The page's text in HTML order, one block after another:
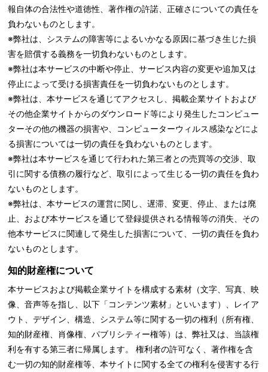
報自体の合法性や道徳性、著作権の許諾、正確さについての責任を
負わないものとします。
※弊社は、システムの障害等によるいかなる原因に基づき生じた損
害を賠償する義務を一切負わないものとします。
※弊社は本サービスの中断や停止、サービス内容の変更や追加又は
停止によって受ける損害責任を一切負わないものとします。
※弊社は、本サービスを通じてアクセスし、掲載企業サイトおよび
その他企業サイトからのダウンロード等により発生したコンピュー
ターその他の機器の損害や、コンピューターウィルス感染などによ
る損害については一切の責任を負わないものとします。
※弊社は本サービスを通じて行われた第三者との売買等の交渉、取
引に関する債務の履行など、取引によって生じる一切の責任を負わ
ないものとします。
※弊社は、本サービスの運営に関し、遅滞、変更、停止、または廃
止、および本サービスを通じて登録提供される情報等の消失、その
他本サービスに関連して発生した損害について、一切の責任を負わ
ないものとします。
知的財産権について
本サービスおよび掲載企業サイトを構成する素材（文字、写真、映
像、音声等を指し、以下「コンテンツ素材」といいます）、レイア
ウト、デザイン、構造、システム等に関する一切の権利（所有権、
知的財産権、肖像権、パブリシティー権等）は、弊社又は、当該権
利を有する第三者に帰属します。 権利者の許可なく、著作権を含
む一切の知的財産権等、本サイトに関する全ての権利を侵害する行